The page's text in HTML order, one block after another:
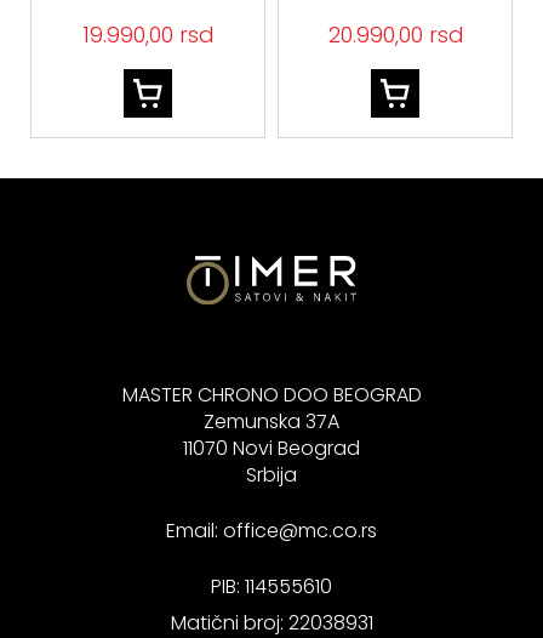
19.990,00 rsd 20.990,00 rsd
MASTER CHRONO DOO BEOGRAD
Zemunska 37A
11070 Novi Beograd
Srbija
Email: office@mc.co.rs
PIB: 114555610
Matični broj: 22038931